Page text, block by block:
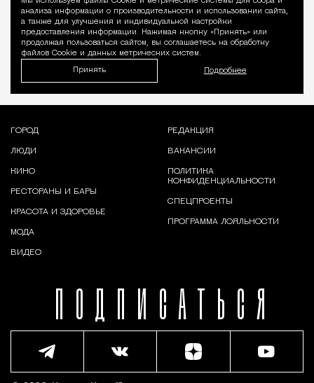
Уведомление
анализа информации о производительности и использовании сайта,
а также для улучшения и индивидуальной настройки
предоставления информации. Нажимая кнопку «Принять» или
продолжая пользоваться сайтом, вы соглашаетесь на обработку
файлов Cookie и данных метрических систем.
Принять Подробнее
ПОДПИСАТЬСЯ
ГОРОД
ЛЮДИ
КИНО
РЕСТОРАНЫ И БАРЫ
КРАСОТА И ЗДОРОВЬЕ
МОДА
ВИДЕО
РЕДАКЦИЯ
ВАКАНСИИ
ПОЛИТИКА
КОНФИДЕНЦИАЛЬНОСТИ
СПЕЦПРОЕКТЫ
ПРОГРАММА ЛОЯЛЬНОСТИ